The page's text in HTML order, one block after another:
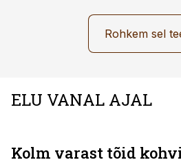
Rohkem sel
ELU VANAL AJAL
Kolm varast tõid